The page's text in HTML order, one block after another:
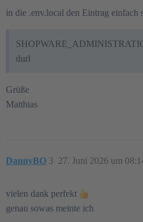
in die .env.local den Eintrag
durl
Grüße
Matthias
DannyBO 27. Juni 2026 um
3
vielen dank perfekt
genau sowas meinte ich